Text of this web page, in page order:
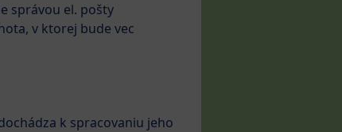
správou el. pošty
v ktorej bude vec
k spracovaniu jeho